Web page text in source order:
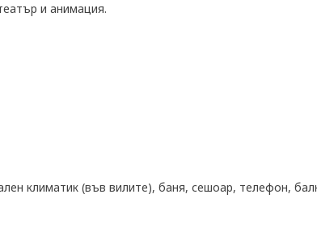
и анимация.
климатик (във вилите), баня, сешоар, телефон,